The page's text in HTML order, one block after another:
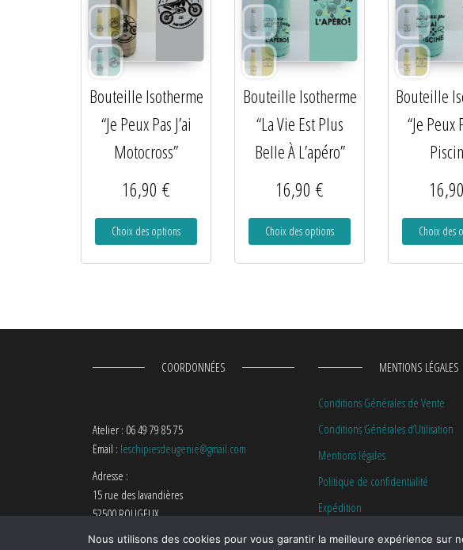
Bouteille Isotherme
“Je Peux Pas J’ai
Motocross”
16,90€
Choix des options
Bouteille Isotherme
“La Vie Est Plus
Belle À L’apéro”
16,90€
Choix des options
Bouteille
“Je Peux
16,90
Choix des
COORDONNÉES
Atelier : 06 49 79 85 75
Email : leschipiesdeugenie@gmail.com
Adresse :
15 rue des lavandières
52500 ROUGEUX
MENTIONS LÉGALES
Conditions Générales de Vente
Conditions Générales d’Utilisation
Mentions légales
Politique de confidentialité
Expédition
Nous utilisons des cookies pour vous garantir la meilleure expérience